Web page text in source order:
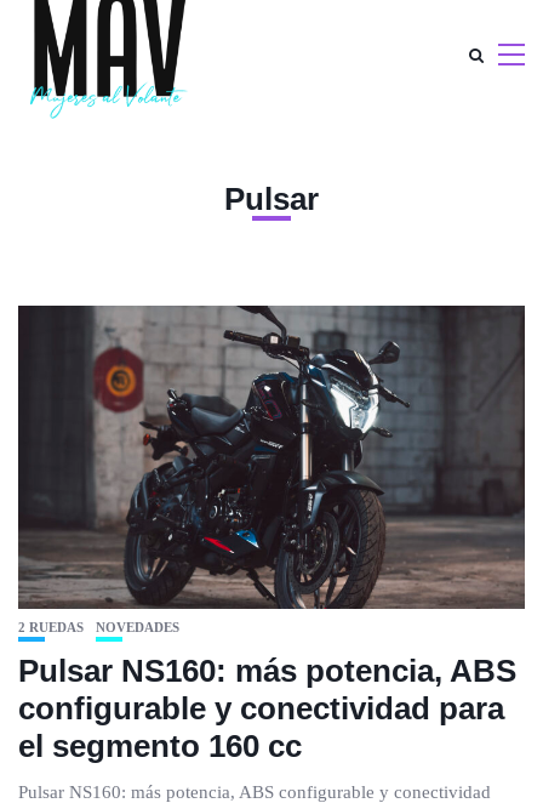
Pulsar
2 RUEDAS NOVEDADES
Pulsar NS160: más potencia, ABS
configurable y conectividad para
el segmento 160 cc
Pulsar NS160: más potencia, ABS configurable y conectividad